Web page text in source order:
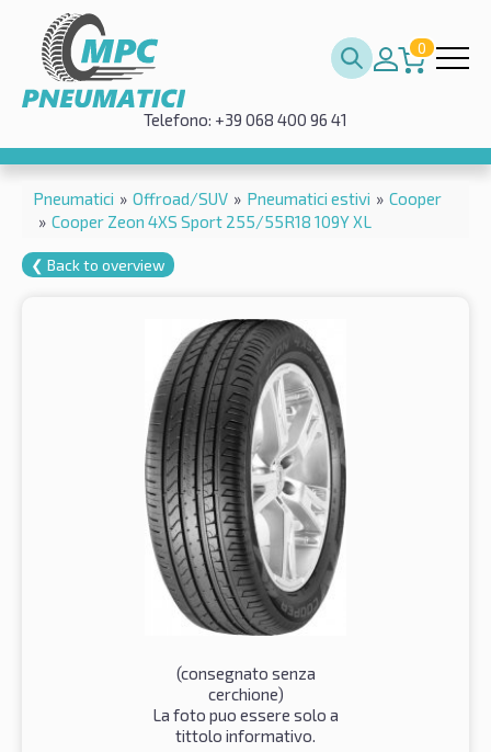
0
Telefono: +39 068 400 96 41
Pneumatici » Offroad/SUV » Pneumatici estivi » Cooper
» Cooper Zeon 4XS Sport 255/55R18 109Y XL
❮ Back to overview
(consegnato senza
cerchione)
La foto puo essere solo a
tittolo informativo.